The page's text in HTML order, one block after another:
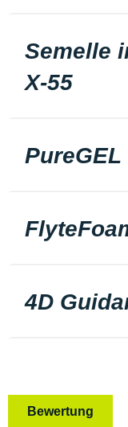
Semelle
X-55
PureGEL
4D
Bewertung